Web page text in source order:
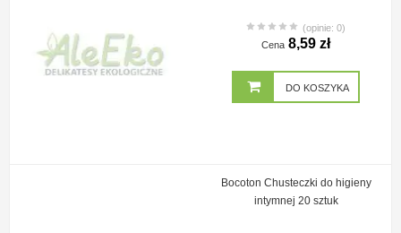
(opinie: 0)
Cena 8,59 zł
DO KOSZYKA
Bocoton Chusteczki do higieny
intymnej 20 sztuk